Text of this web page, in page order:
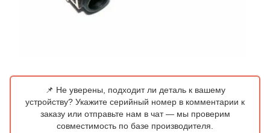
📌 Не уверены, подходит ли деталь к вашему
устройству? Укажите серийный номер в комментарии к
заказу или отправьте нам в чат — мы проверим
совместимость по базе производителя.